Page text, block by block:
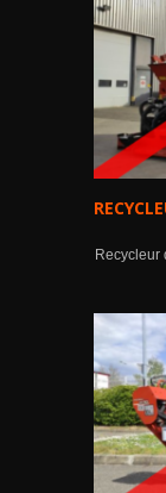
Recycleur